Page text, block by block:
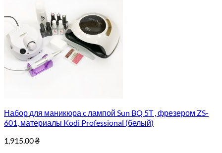
Набор для маникюра c лампой Sun BQ 5T , фрезером ZS-
601, материалы Kodi Professional (белый)
1,915.00₴